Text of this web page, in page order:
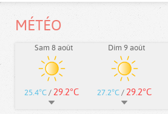
MÉTÉO
Sam 8 août
25.4°C / 29.2°C
Dim 9 août
27.2°C / 29.2°C